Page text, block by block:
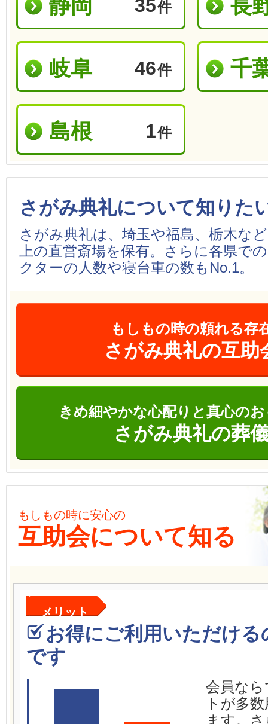
静岡 35件 長
岐阜 46件 千
島根 1件
さがみ典礼について知りた
さがみ典礼は、埼玉や福島、栃木な
上の直営斎場を保有。さらに各県で
クターの人数や寝台車の数もNo.1。
もしもの時の頼れる存
さがみ典礼の互助
きめ細やかな心配りと真心の
さがみ典礼の葬
もしもの時に安心の
互助会について知る
メリット
お得にご利用いただける
です
会員な
トが多
ます。